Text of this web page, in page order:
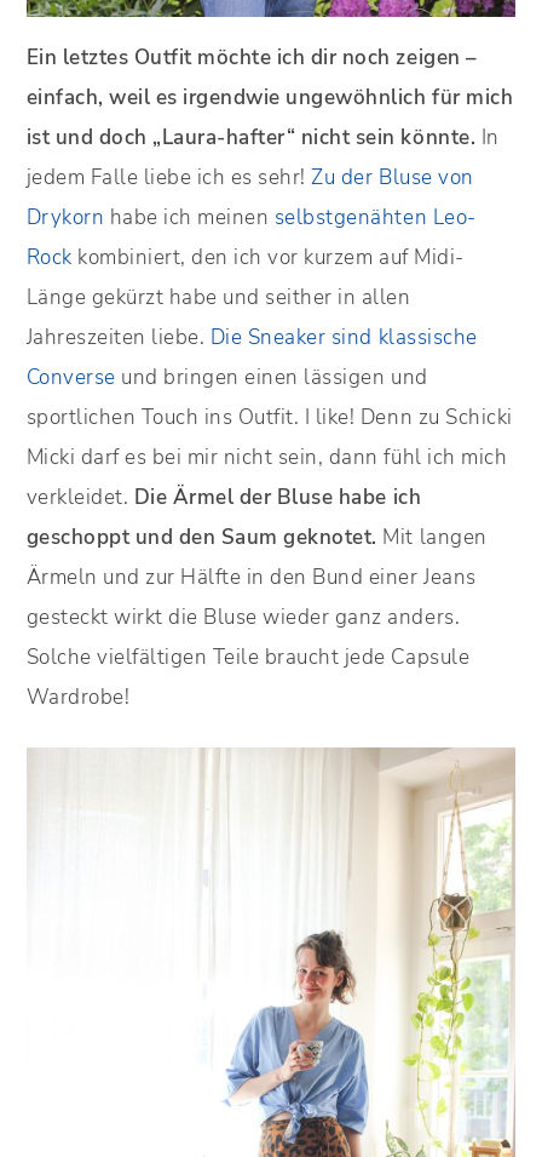
Ein letztes Outfit möchte ich dir noch zeigen –
einfach, weil es irgendwie ungewöhnlich für mich
ist und doch „Laura-hafter“ nicht sein könnte. In
jedem Falle liebe ich es sehr!Zu der Bluse von
Drykorn habe ich meinen selbstgenähten Leo-
Rock kombiniert, den ich vor kurzem auf Midi-
Länge gekürzt habe und seither in allen
Jahreszeiten liebe. Die Sneaker sind klassische
Converse und bringen einen lässigen und
sportlichen Touch ins Outfit. I like! Denn zu Schicki
Micki darf es bei mir nicht sein, dann fühl ich mich
verkleidet. Die Ärmel der Bluse habe ich
geschoppt und den Saum geknotet. Mit langen
Ärmeln und zur Hälfte in den Bund einer Jeans
gesteckt wirkt die Bluse wieder ganz anders.
Solche vielfältigen Teile braucht jede Capsule
Wardrobe!